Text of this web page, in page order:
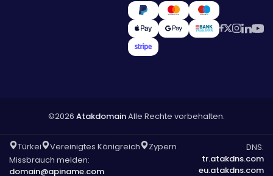
©2026 AtakdomainAlle Rechte vorbehalten.
Türkei Vereinigtes Königreich
Zypern
Missbrauch melden:
domain@apiname.com
DNS:
tr.atakdns.com
eu.atakdns.com